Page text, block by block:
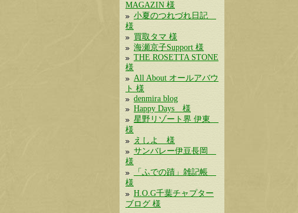
MAGAZIN 様
小夏のつれづれ日記
様
買取タマ 様
海瀬京子Support 様
THE ROSETTA STONE
様
All About オールアバウ
ト 様
denmira blog
Happy Days 様
星野リゾート界 伊東
様
えしよ 様
サンバレー伊豆長岡
様
「ふでの蹟」雑記帳
様
H.O.G千葉チャプター
ブログ 様